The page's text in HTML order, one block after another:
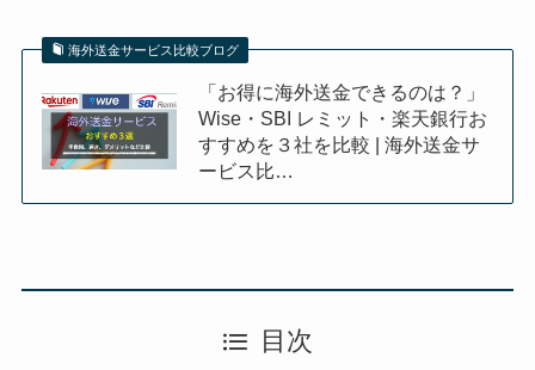
海外送金サービス比較ブログ
「お得に海外送金できるのは？」
Wise・SBI レミット・楽天銀行お
すすめを３社を比較 | 海外送金サ
ービス比…
目次